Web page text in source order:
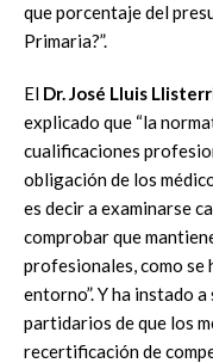
que porcentaje del
Primaria?”.
El Dr. José Lluis
explicado que “la
cualificaciones
obligación de los
es decir a examinarse
comprobar que
profesionales, como se
entorno”. Y ha instado
partidarios de que los
recertificación de